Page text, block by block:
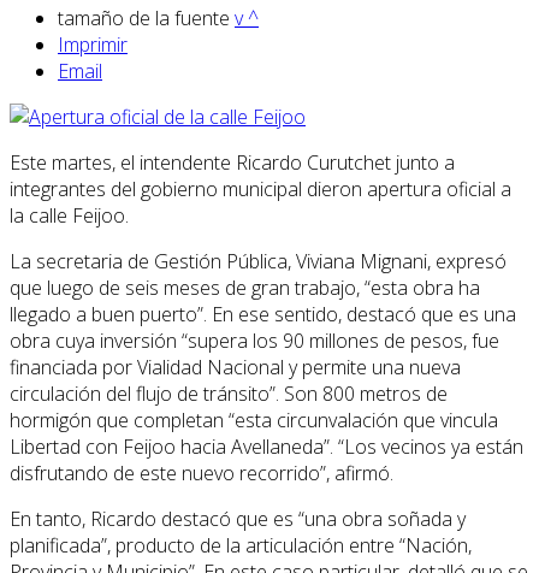
tamaño de la fuente v^
Imprimir
Email
Este martes, el intendente Ricardo Curutchet junto a
integrantes del gobierno municipal dieron apertura oficial a
la calle Feijoo.
La secretaria de Gestión Pública, Viviana Mignani, expresó
que luego de seis meses de gran trabajo, “esta obra ha
llegado a buen puerto”. En ese sentido, destacó que es una
obra cuya inversión “supera los 90 millones de pesos, fue
financiada por Vialidad Nacional y permite una nueva
circulación del flujo de tránsito”. Son 800 metros de
hormigón que completan “esta circunvalación que vincula
Libertad con Feijoo hacia Avellaneda”. “Los vecinos ya están
disfrutando de este nuevo recorrido”, afirmó.
En tanto, Ricardo destacó que es “una obra soñada y
planificada”, producto de la articulación entre “Nación,